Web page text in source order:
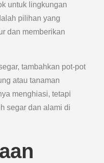
untuk lingkungan
pilihan yang
dan memberikan
tambahkan pot-pot
atau tanaman
menghiasi, tetapi
segar dan alami di